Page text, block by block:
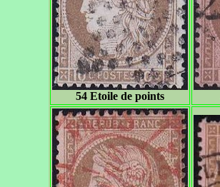
54 Etoile de points